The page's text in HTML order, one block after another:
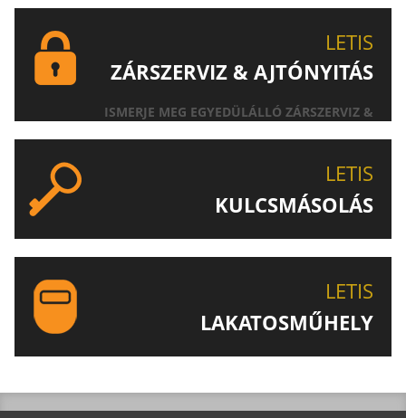
LETIS
ZÁRSZERVIZ & AJTÓNYITÁS
ISMERJE MEG EGYEDÜLÁLLÓ ZÁRSZERVIZ &
LETIS
KULCSMÁSOLÁS
LETIS
LAKATOSMŰHELY